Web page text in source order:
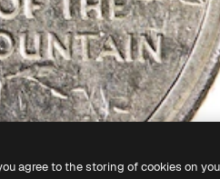
agree to the storing of cookies on